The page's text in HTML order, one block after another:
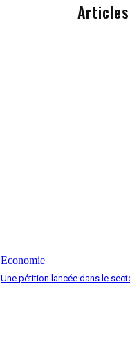
Articles
Economie
Une pétition lancée dans le